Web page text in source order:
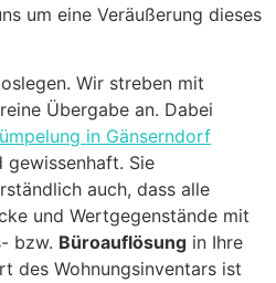
um eine Veräußerung dieses
Wir streben mit
Übergabe an. Dabei
in Gänserndorf
gewissenhaft. Sie
auch, dass alle
und Wertgegenstände mit
bzw. Büroauflösung in Ihre
des Wohnungsinventars ist